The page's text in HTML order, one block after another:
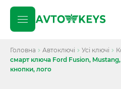
Головна Автоключі Усі ключі
смарт ключа Ford Fusion,
кнопки, лого